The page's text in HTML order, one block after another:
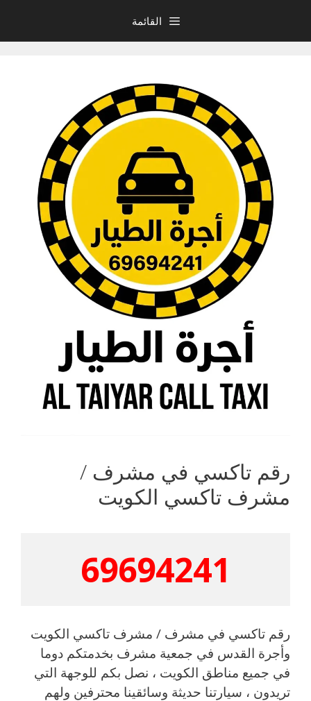
المحتوى
القائمة
رقم تاكسي في مشرف /
مشرف تاكسي الكويت
69694241
رقم تاكسي في مشرف / مشرف تاكسي الكويت
وأجرة القدس في جمعية مشرف بخدمتكم دوما
في جميع مناطق الكويت ، نصل بكم للوجهة التي
تريدون ، سيارتنا حديثة وسائقينا محترفين ولهم